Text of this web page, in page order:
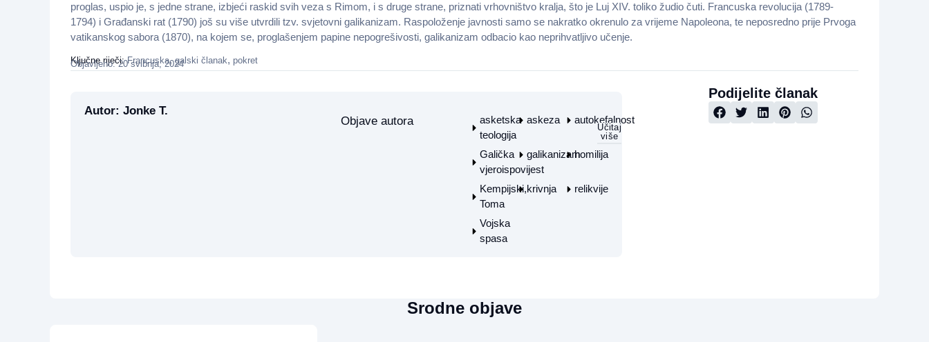
proglas, uspio je, s jedne strane, izbjeći raskid svih veza s Rimom, i s druge strane, priznati vrhovništvo kralja, što je Luj XIV. toliko žudio čuti. Francuska revolucija (1789-
1794) i Građanski rat (1790) još su više utvrdili tzv. svjetovni galikanizam. Raspoloženje javnosti samo se nakratko okrenulo za vrijeme Napoleona, te neposredno prije Prvoga
vatikanskog sabora (1870), na kojem se, proglašenjem papine nepogrešivosti, galikanizam odbacio kao neprihvatljivo učenje.
Ključne riječi:Francuska, galski članak, pokret
Objavljeno: 20 svibnja, 2024
Autor: Jonke T.
Objave autora
asketska
teologija
askeza autokefalnost
Galička
vjeroispovijest
galikanizamhomilija
Kempijski,
Toma
krivnja relikvije
Vojska
spasa
Učitaj
više
Podijelite članak
Srodne objave